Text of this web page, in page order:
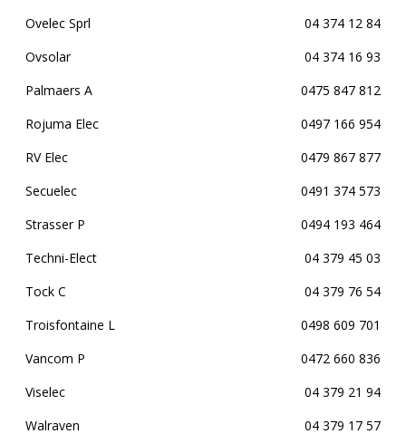
Ovelec Sprl
04 374 12 84
Ovsolar
04 374 16 93
Palmaers A
0475 847 812
Rojuma Elec
0497 166 954
RV Elec
0479 867 877
Secuelec
0491 374 573
Strasser P
0494 193 464
Techni-Elect
04 379 45 03
Tock C
04 379 76 54
Troisfontaine L
0498 609 701
Vancom P
0472 660 836
Viselec
04 379 21 94
Walraven
04 379 17 57